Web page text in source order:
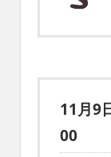
き
か
ま
ち
へ
11月9
00